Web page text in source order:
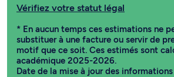
Vérifiez votre statut légal
* En aucun temps ces estimations ne
substituer à une facture ou servir de
motif que ce soit. Ces estimés sont
académique 2025-2026.
Date de la mise à jour des